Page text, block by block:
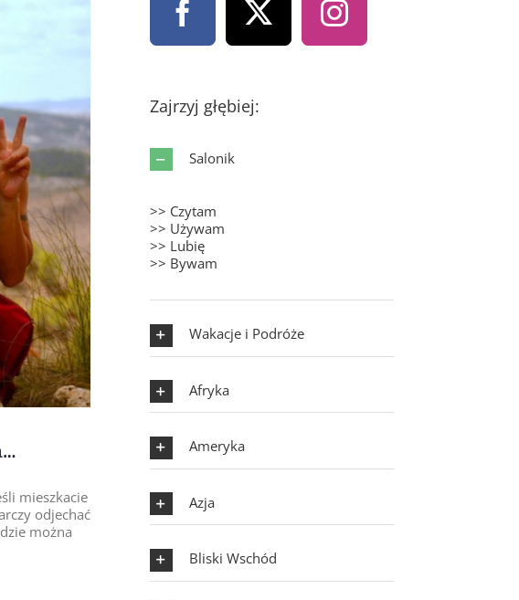
mieszkacie
odjechać
można
Zajrzyj głębiej:
Salonik
>> Czytam
>> Używam
>> Lubię
>> Bywam
Wakacje i Podróże
Afryka
Ameryka
Azja
Bliski Wschód